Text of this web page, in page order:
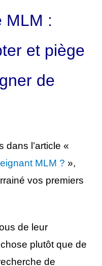
MLM :
et piège
de
dans l’article «
MLM ? »,
vos premiers
de leur
plutôt que de
de